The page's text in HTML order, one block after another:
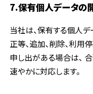
7.保有個人データの
当社は、保有する個人
正等、追加、削除、利
申し出がある場合は、
速やかに対応します。